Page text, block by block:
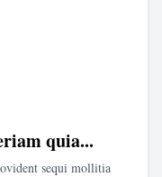
quia...
sequi mollitia